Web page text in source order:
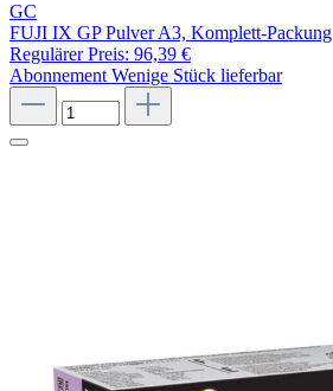
GC
FUJI IX GP Pulver A3, Komplett-Packung
Regulärer Preis: 96,39 €
Abonnement Wenige Stück lieferbar